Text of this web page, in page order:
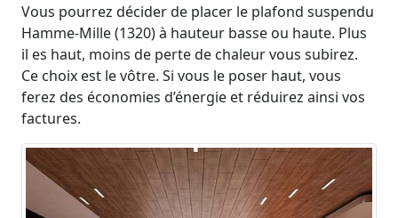
Vous pourrez décider de placer le plafond suspendu
Hamme-Mille (1320) à hauteur basse ou haute. Plus
il es haut, moins de perte de chaleur vous subirez.
Ce choix est le vôtre. Si vous le poser haut, vous
ferez des économies d’énergie et réduirez ainsi vos
factures.